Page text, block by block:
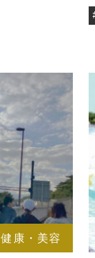
健康・美容